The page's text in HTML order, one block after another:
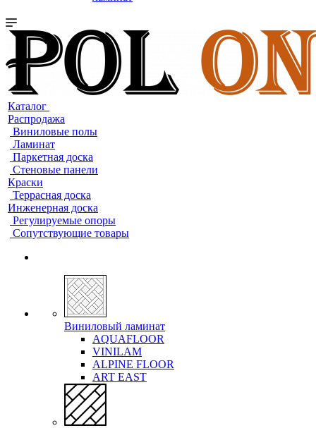
Каталог
Распродажа
Виниловые полы
Ламинат
Паркетная доска
Стеновые панели
Краски
Террасная доска
Инженерная доска
Регулируемые опоры
Сопутствующие товары
Виниловый ламинат
AQUAFLOOR
VINILAM
ALPINE FLOOR
ART EAST